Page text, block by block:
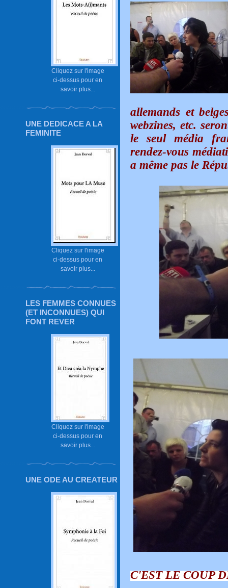
Cliquez sur l'image
ci-dessus pour en
savoir plus...
UNE DEDICACE A LA
FEMINITE
Cliquez sur l'image
ci-dessus pour en
savoir plus...
LES FEMMES CONNUES
(ET INCONNUES) QUI
FONT REVER
Cliquez sur l'image
ci-dessus pour en
savoir plus...
UNE ODE AU CREATEUR
allemands et
webzines, etc.
le seul média
rendez-vous
a même pas le
C'EST LE COUP